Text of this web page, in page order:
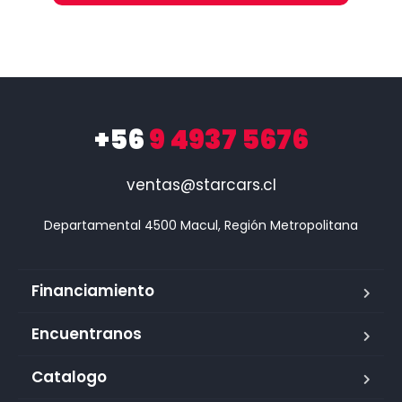
+569 4937 5676
ventas@starcars.cl
Financiamiento
Encuentranos
Catalogo